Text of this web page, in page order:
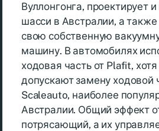
Вуллонгонга, проектирует
шасси в Австралии, а
свою собственную
машину. В автомобилях
ходовая часть от Plafit,
допускают замену ходовой
Scaleauto, наиболее
Австралии. Общий эффект
потрясающий, а их